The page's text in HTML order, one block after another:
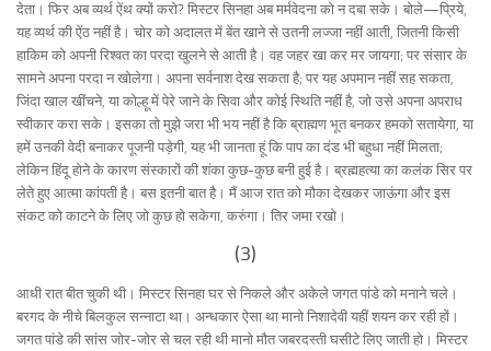
देता। फिर अब व्यर्थ ऐंथ क्यों करो? मिस्टर सिनहा अब मर्मवेदना को न दबा सके। बोले—प्रिये,
यह व्यर्थ की ऐंठ नहीं है। चोर को अदालत में बेंत खाने से उतनी लज्जा नहीं आती, जितनी किसी
हाकिम को अपनी रिश्वत का परदा खुलने से आती है। वह जहर खा कर मर जायगा; पर संसार के
सामने अपना परदा न खोलेगा। अपना सर्वनाश देख सकता है; पर यह अपमान नहीं सह सकता,
जिंदा खाल खींचने, या कोल्हू में पेरे जाने के सिवा और कोई स्थिति नहीं है, जो उसे अपना अपराध
स्वीकार करा सके। इसका तो मुझे जरा भी भय नहीं है कि ब्राह्मण भूत बनकर हमको सतायेगा, या
हमें उनकी वेदी बनाकर पूजनी पड़ेगी, यह भी जानता हूं कि पाप का दंड भी बहुधा नहीं मिलता;
लेकिन हिंदू होने के कारण संस्कारों की शंका कुछ-कुछ बनी हुई है। ब्रह्महत्या का कलंक सिर पर
लेते हुए आत्मा कांपती है। बस इतनी बात है। मैं आज रात को मौका देखकर जाऊंगा और इस
संकट को काटने के लिए जो कुछ हो सकेगा, करुंगा। तिर जमा रखो।
(3)
आधी रात बीत चुकी थी। मिस्टर सिनहा घर से निकले और अकेले जगत पांडे को मनाने चले।
बरगद के नीचे बिलकुल सन्नाटा था। अन्धकार ऐसा था मानो निशादेवी यहीं शयन कर रही हों।
जगत पांडे की सांस जोर-जोर से चल रही थी मानो मौत जबरदस्ती घसीटे लिए जाती हो। मिस्टर